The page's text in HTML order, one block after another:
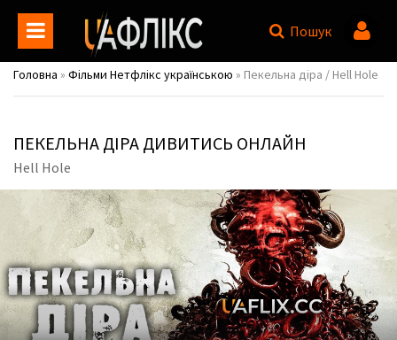
Пошук
Головна » Фільми Нетфлікс українською » Пекельна діра / Hell Hole
ПЕКЕЛЬНА ДІРА ДИВИТИСЬ ОНЛАЙН
Hell Hole